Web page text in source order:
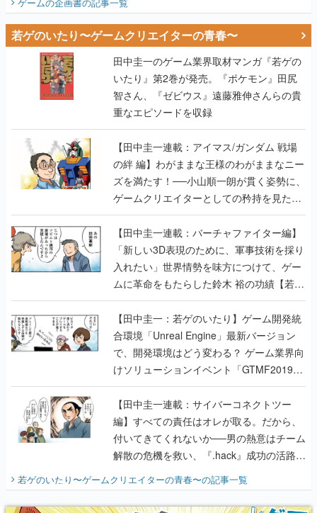
田中圭一のゲーム業界取材マンガ『若ゲの
いたり』第2巻が発売。『ポケモン』田尻
智さん、『ゼビウス』遠藤雅伸さんらの貴
重なエピソードを収録
【田中圭一連載：アイマス/ガンダム 戦場
の絆 編】わがままな王様のわがままなニー
ズを満たす！──小山順一朗が貫く姿勢に、
ゲームクリエイターとしての矜持を見た
【若ゲのいたり最終回】
【田中圭一連載：バーチャファイター編】
「新しい3D表現のために、軍事技術を採り
入れたい」世界情勢を味方につけて、ゲー
ムに革命をもたらした鈴木 裕の功績【若ゲ
のいたり】
【田中圭一：若ゲのいたり】ゲーム開発統
合環境「Unreal Engine」最新バージョン
で、開発環境はどう変わる？ ゲーム業界向
けソリューションイベント「GTMF2019」
に行って、より理解を深めよう【PR】
【田中圭一連載：サイバーコネクトツー
編】すべての責任はオレが取る。だから、
付いてきてくれないか──男の熱意はチーム
解散の危機を救い、『.hack』成功の活路を
開く。業界の快男児・松山 洋に流れる血は
『少年ジャンプ』色だった【若ゲのいた
り】
若ゲのいたり〜ゲームクリエイターの青春〜の記事一覧